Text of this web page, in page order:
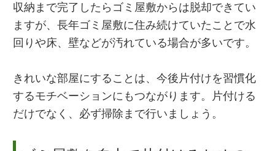
収納まで完了したらゴミ屋敷からは脱却できてい
ますが、長年ゴミ屋敷に住み続けていたことで水
回りや床、壁などが汚れている場合が多いです。
きれいな部屋にすることは、今後片付けを習慣化
するモチベーションにもつながります。片付ける
だけでなく、必ず掃除まで行いましょう。